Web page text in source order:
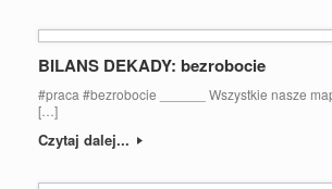
BILANS DEKADY: bezrobocie
#praca #bezrobocie ______ Wszystkie nasze
[…]
Czytaj dalej...